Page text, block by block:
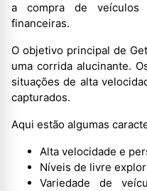
a compra de veículos
financeiras.
O objetivo principal de
uma corrida alucinante.
situações de alta
capturados.
Aqui estão algumas
Alta velocidade e
Níveis de livre
Variedade de